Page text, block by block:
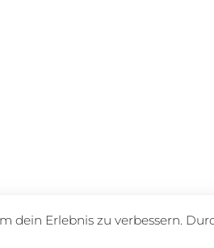
dein Erlebnis zu verbessern.